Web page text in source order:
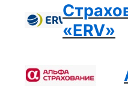
«ERV»